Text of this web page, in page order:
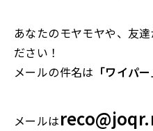
あなたのモヤモヤや、友
ださい！
メールの件名は 「ワイパー
メールは